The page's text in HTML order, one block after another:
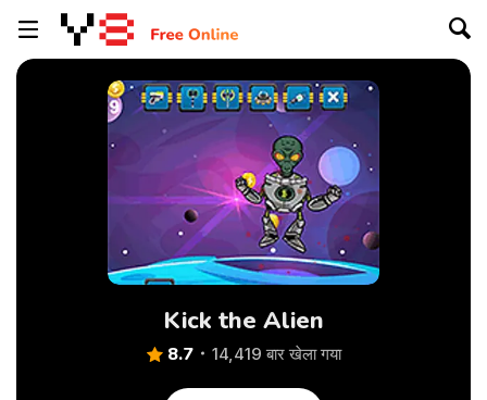
Kick the Alien
8.7 14,419 बार खेला गया